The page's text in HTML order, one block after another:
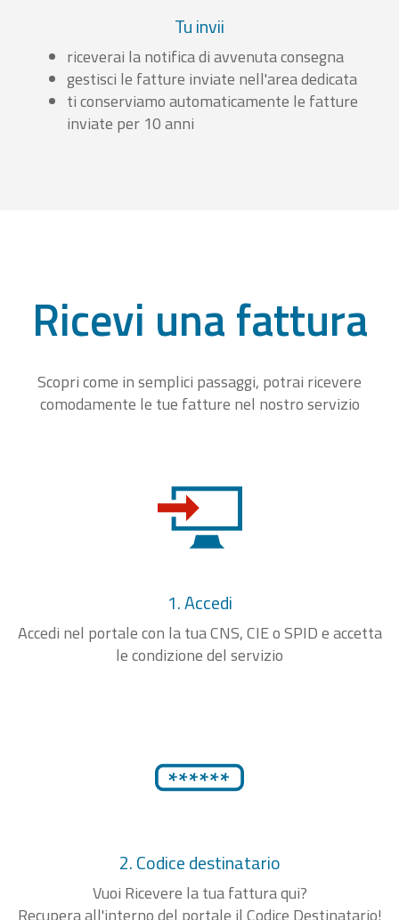
Tu invii
riceverai la notifica di avvenuta consegna
gestisci le fatture inviate nell'area dedicata
ti conserviamo automaticamente le fatture
inviate per 10 anni
Ricevi una fattura
Scopri come in semplici passaggi, potrai ricevere
comodamente le tue fatture nel nostro servizio
1. Accedi
Accedi nel portale con la tua CNS, CIE o SPID e accetta
le condizione del servizio
2. Codice destinatario
Vuoi Ricevere la tua fattura qui?
Recupera all'interno del portale il Codice Destinatario!